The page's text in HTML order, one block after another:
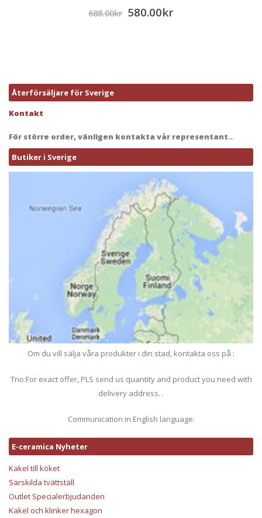
688.00kr 580.00kr
Återförsäljare för Sverige
Kontakt
För större order, vänligen kontakta vår representant..
Butiker i Sverige
Om du vill sälja våra produkter i din stad, kontakta oss på :
Tno:For exact offer, PLS send us quantity and product you need with
delivery address. .
Communication in English language.
E-ceramica Nyheter
Kakel till köket
Särskilda tvättställ
Outlet Specialerbjudanden
Kakel och klinker hexagon